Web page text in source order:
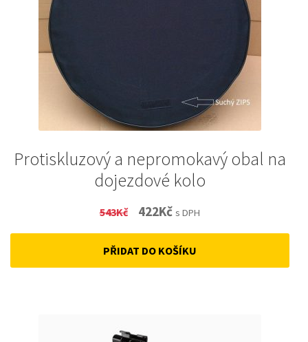
Protiskluzový a nepromokavý obal na
dojezdové kolo
543Kč
Original
price
was:
422KčCurrent
price
is:
s DPH
PŘIDAT DO KOŠÍKU